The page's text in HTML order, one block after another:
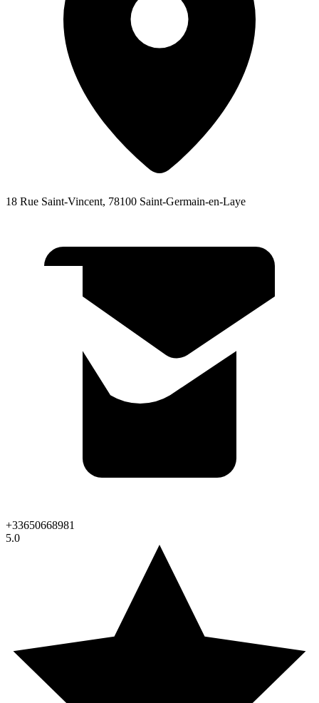
18 Rue Saint-Vincent, 78100 Saint-Germain-en-Laye
+33650668981
5.0